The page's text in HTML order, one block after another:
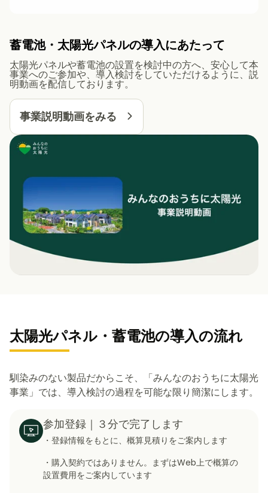
蓄電池・太陽光パネルの導入にあたって
太陽光パネルや蓄電池の設置を検討中の方へ、安心して本
事業へのご参加や、導入検討をしていただけるように、説
明動画を配信しております。
事業説明動画をみる
太陽光パネル・蓄電池の導入の流れ
馴染みのない製品だからこそ、「みんなのおうちに太陽光
事業」では、導入検討の過程を可能な限り簡潔にします。
参加登録｜３分で完了します
・登録情報をもとに、概算見積りをご案内します
・購入契約ではありません。まずはWeb上で概算の
設置費用をご案内しています